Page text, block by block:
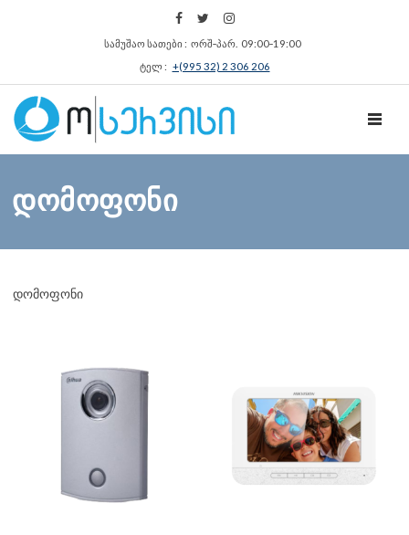
სამუშაო სათები : ორშ‑პარ. 09:00‑19:00
ტელ : +(995 32) 2 306 206
დომოფონი
დომოფონი